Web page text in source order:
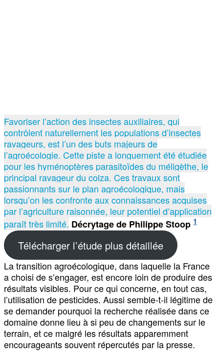
Favoriser l’action des insectes auxiliaires, qui
contrôlent naturellement les populations d’insectes
ravageurs, est l’un des buts majeurs de
l’agroécologie. Cette piste a longuement été étudiée
pour les hyménoptères parasitoïdes du méligèthe, le
principal ravageur du colza. Ces travaux sont
passionnants sur le plan agroécologique, mais
lorsqu’on les confronte aux connaissances acquises
par l’agriculture raisonnée, leur potentiel d’application
paraît très limité. Décrytage de Philippe Stoop 1
Télécharger l’étude plus détaillée
La transition agroécologique, dans laquelle la France
a choisi de s’engager, est encore loin de produire des
résultats visibles. Pour ce qui concerne, en tout cas,
l’utilisation de pesticides. Aussi semble-t-il légitime de
se demander pourquoi la recherche réalisée dans ce
domaine donne lieu à si peu de changements sur le
terrain, et ce malgré les résultats apparemment
encourageants souvent répercutés par la presse.